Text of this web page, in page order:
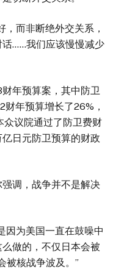
，而非断绝外交关系，
话……我们应该慢慢减少
年预算案，其中防卫
年预算增长了26%，
议院通过了防卫费财
日元防卫预算的财政
调，战争并不是解决
因为美国一直在鼓噪中
做的，不仅日本会被
被核战争波及。”